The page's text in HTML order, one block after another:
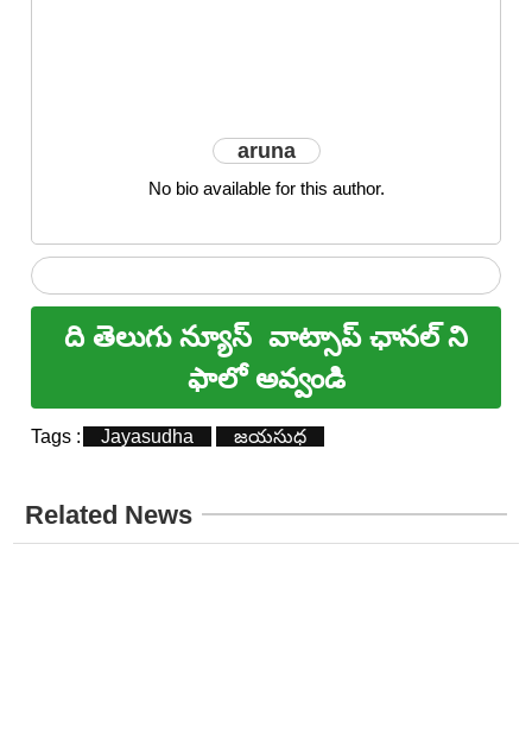
aruna
No bio available for this author.
ది తెలుగు న్యూస్ వాట్సాప్ ఛానల్ ని
ఫాలో అవ్వండి
Tags : Jayasudha జయసుధ
Related News